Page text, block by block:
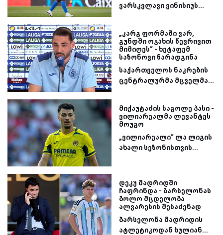
ვარსკვლავი ვინისიუს...
„კარგ ფორმაში ვარ,
გუნდში ოჯახის წევრივით
მიმიღეს“ - ხეტაფემ
საზონოვი წარადგინა
საქართველოს ნაკრების
ცენტრალურმა მცველმა...
მიქაუტაძის საგოლე პასი -
ვილიარეალმა ლევანტეს
მოუგო
„ვილიარეალი“ ლა ლიგის
ახალი სეზონისთვის...
დეკუ მადრიდში
ჩაფრინდა - ბარსელონას
ბოლო მცდელობა
ალვარესის შესაძენად
ბარსელონა მადრიდის
ატლეტიკოდან ხულიან...